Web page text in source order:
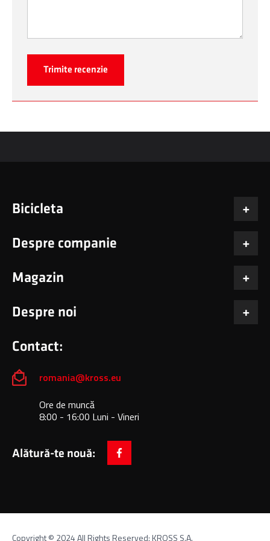
Trimite recenzie
Bicicleta
Despre companie
Magazin
Despre noi
Contact:
romania@kross.eu
Ore de muncă
8:00 - 16:00 Luni - Vineri
Alătură-te nouă:
facebook
Copyright © 2024 All Rights Reserved: KROSS S.A.